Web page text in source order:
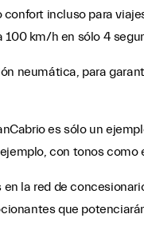
incluso para
km/h en sólo 4
neumática, para
es sólo un
con tonos como
la red de
que